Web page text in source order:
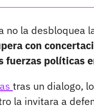
la desbloquea
con
políticas
tras un dialogo,
la invitara a